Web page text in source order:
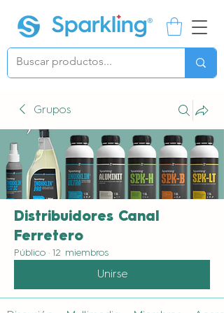
Grupos
Distribuidores Canal
Ferretero
Público · 12 miembros
Unirse